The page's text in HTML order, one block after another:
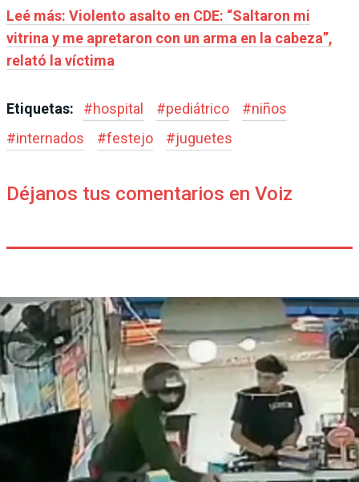
Leé más: Violento asalto en CDE: “Saltaron mi
vitrina y me apretaron con un arma en la cabeza”,
relató la víctima
Etiquetas: #hospital #pediátrico #niños
#internados #festejo #juguetes
Déjanos tus comentarios en Voiz